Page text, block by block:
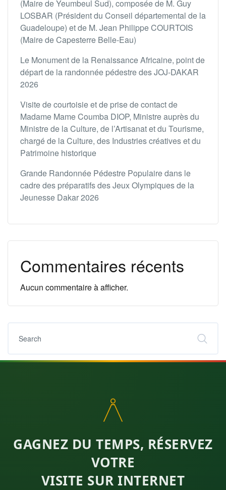
(Maire de Yeumbeul Sud), composée de M. Guy
LOSBAR (Président du Conseil départemental de la
Guadeloupe) et de M. Jean Philippe COURTOIS
(Maire de Capesterre Belle-Eau)
Le Monument de la Renaissance Africaine, point de
départ de la randonnée pédestre des JOJ-DAKAR
2026
Visite de courtoisie et de prise de contact de
Madame Mame Coumba DIOP, Ministre auprès du
Ministre de la Culture, de l’Artisanat et du Tourisme,
chargé de la Culture, des Industries créatives et du
Patrimoine historique
Grande Randonnée Pédestre Populaire dans le
cadre des préparatifs des Jeux Olympiques de la
Jeunesse Dakar 2026
Commentaires récents
Aucun commentaire à afficher.
GAGNEZ DU TEMPS, RÉSERVEZ
VOTRE
VISITE SUR INTERNET